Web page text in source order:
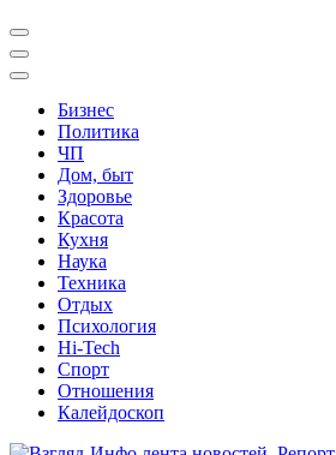
Бизнес
Политика
ЧП
Дом, быт
Здоровье
Красота
Кухня
Наука
Техника
Отдых
Психология
Hi-Tech
Спорт
Отношения
Калейдоскоп